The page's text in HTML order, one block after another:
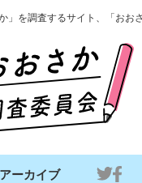
」を調査するサイト、「おお
アーカイブ